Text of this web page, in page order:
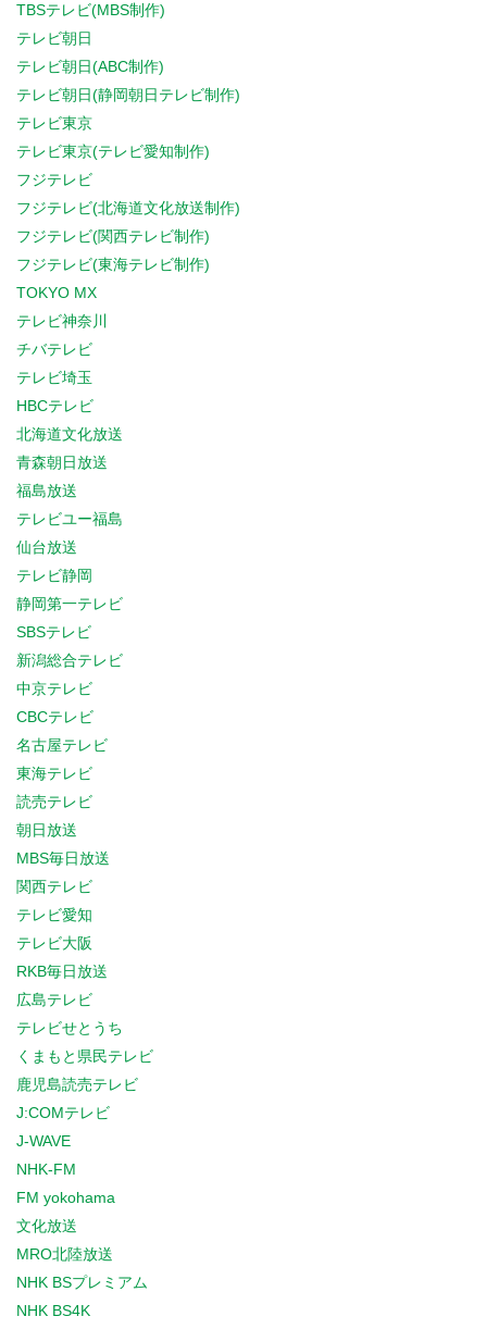
TBSテレビ(MBS制作)
テレビ朝日
テレビ朝日(ABC制作)
テレビ朝日(静岡朝日テレビ制作)
テレビ東京
テレビ東京(テレビ愛知制作)
フジテレビ
フジテレビ(北海道文化放送制作)
フジテレビ(関西テレビ制作)
フジテレビ(東海テレビ制作)
TOKYO MX
テレビ神奈川
チバテレビ
テレビ埼玉
HBCテレビ
北海道文化放送
青森朝日放送
福島放送
テレビユー福島
仙台放送
テレビ静岡
静岡第一テレビ
SBSテレビ
新潟総合テレビ
中京テレビ
CBCテレビ
名古屋テレビ
東海テレビ
読売テレビ
朝日放送
MBS毎日放送
関西テレビ
テレビ愛知
テレビ大阪
RKB毎日放送
広島テレビ
テレビせとうち
くまもと県民テレビ
鹿児島読売テレビ
J:COMテレビ
J-WAVE
NHK-FM
FM yokohama
文化放送
MRO北陸放送
NHK BSプレミアム
NHK BS4K